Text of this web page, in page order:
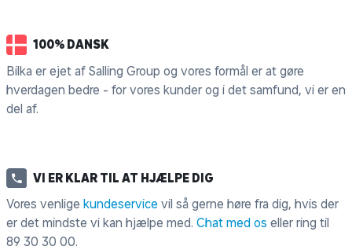
100% DANSK
Bilka er ejet af Salling Group og vores formål er at gøre
hverdagen bedre - for vores kunder og i det samfund, vi er en
del af.
VI ER KLAR TIL AT HJÆLPE DIG
Vores venlige kundeservice vil så gerne høre fra dig, hvis der
er det mindste vi kan hjælpe med. Chat med os eller ring til
89 30 30 00.